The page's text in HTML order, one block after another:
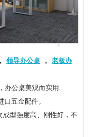
， 领导办公桌 ，
老板办
办公桌美观而实用.
五金配件。
型强度高、刚性好，不